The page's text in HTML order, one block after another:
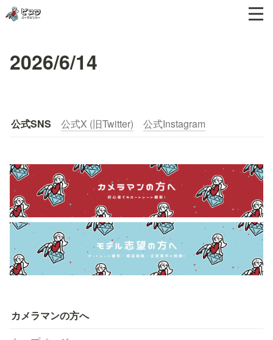
2026/6/14
公式SNS 公式X (旧Twitter) 公式Instagram
カメラマンの方へ